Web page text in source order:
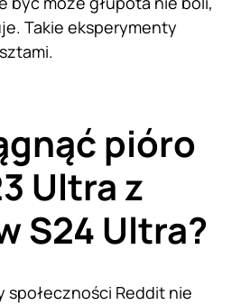
Takie eksperymenty
pióro
Ultra z
S24 Ultra?
społeczności Reddit nie